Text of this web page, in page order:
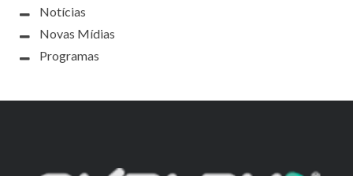
Notícias
Novas Mídias
Programas